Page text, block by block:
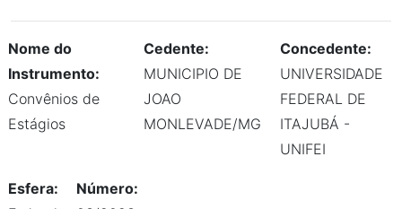
Nome do
Instrumento:
Convênios de
Estágios
Cedente:
MUNICIPIO DE
JOAO
MONLEVADE/MG
Concedente:
UNIVERSIDADE
FEDERAL DE
ITAJUBÁ -
UNIFEI
Esfera:
Número: